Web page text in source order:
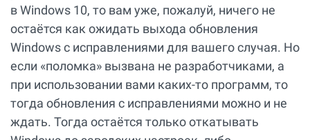
в Windows 10, то вам уже, пожалуй, ничего не
остаётся как ожидать выхода обновления
Windows с исправлениями для вашего случая. Но
если «поломка» вызвана не разработчиками, а
при использовании вами каких-то программ, то
тогда обновления с исправлениями можно и не
ждать. Тогда остаётся только откатывать